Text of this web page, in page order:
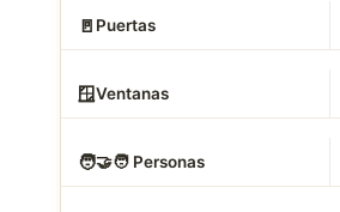
🚪 Puertas
🪟Ventanas
🧑‍🤝‍🧑 Personas